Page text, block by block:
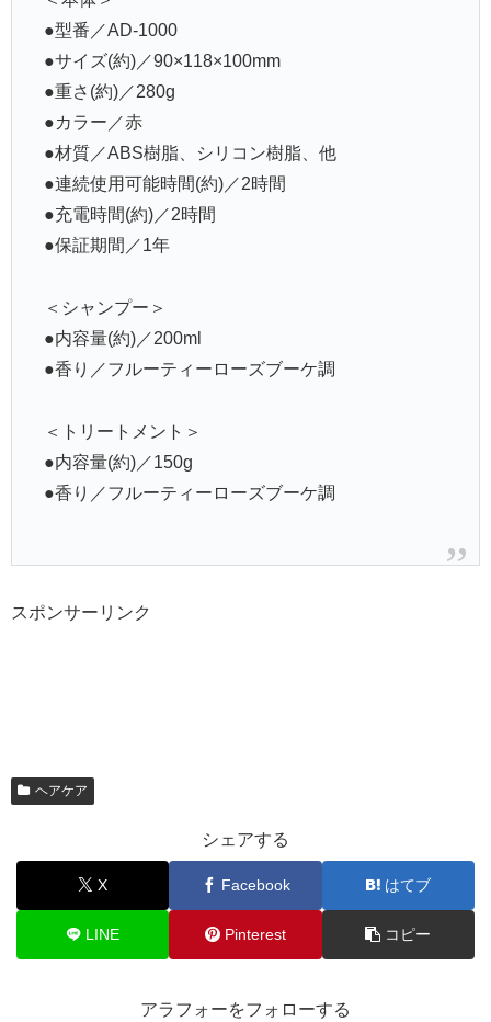
●型番／AD-1000
●サイズ(約)／90×118×100mm
●重さ(約)／280g
●カラー／赤
●材質／ABS樹脂、シリコン樹脂、他
●連続使用可能時間(約)／2時間
●充電時間(約)／2時間
●保証期間／1年
＜シャンプー＞
●内容量(約)／200ml
●香り／フルーティーローズブーケ調
＜トリートメント＞
●内容量(約)／150g
●香り／フルーティーローズブーケ調
スポンサーリンク
ヘアケア
シェアする
X Facebook はてブ
LINE Pinterest コピー
アラフォーをフォローする